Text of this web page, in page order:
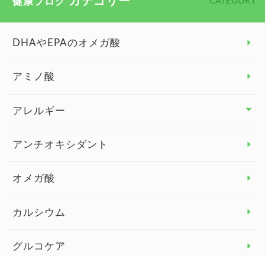
DHAやEPAのオメガ酸
アミノ酸
アレルギー
アレルギー トップ
アンチオキシダント
オメガ酸
カルシウム
グルコケア